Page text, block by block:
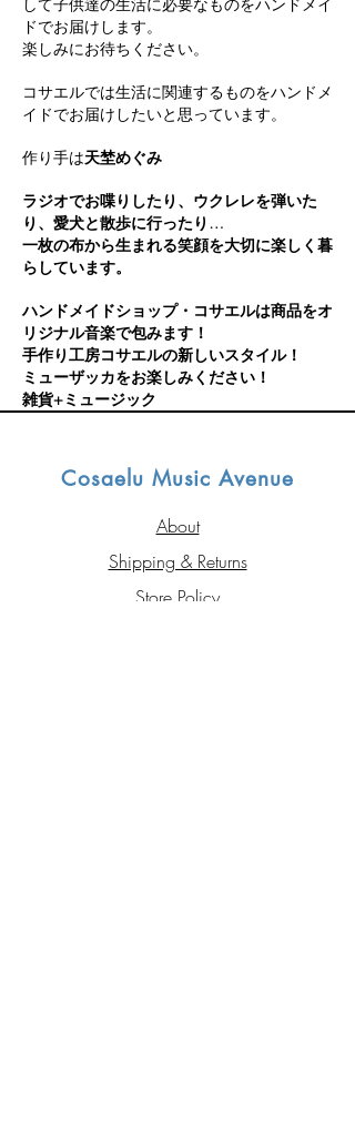
ドでお届けします。
楽しみにお待ちください。
​コサエルでは生活に関連するものをハンドメ
イドでお届けしたいと思っています。
作り手は天埜めぐみ
ラジオでお喋りしたり、ウクレレを弾いた
り、愛犬と散歩に行ったり…
​一枚の布から生まれる笑顔を大切に楽しく暮
らしています。
ハンドメイドショップ・コサエルは商品をオ
リジナル音楽で包みます！
手作り工房コサエルの新しいスタイル！
ミューザッカをお楽しみください！
雑貨+ミュージック
Cosaelu Music Avenue
About
Shipping & Returns
Store Policy